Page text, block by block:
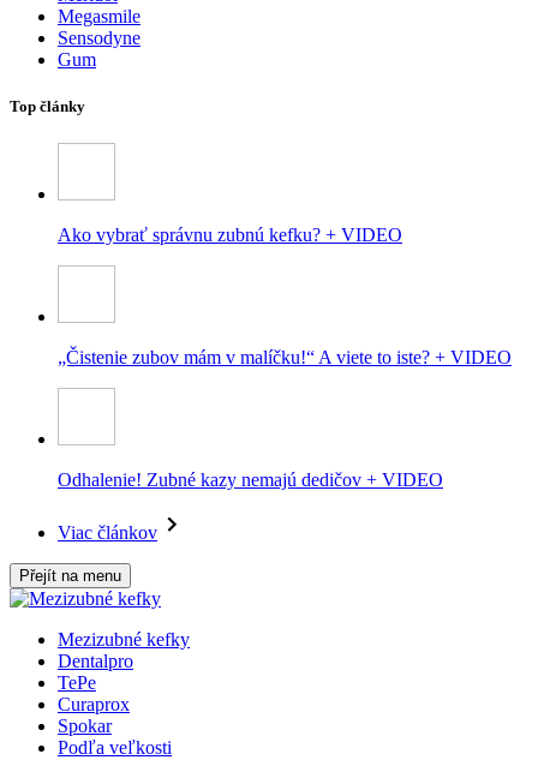
Megasmile
Sensodyne
Gum
Top články
Ako vybrať správnu zubnú kefku? + VIDEO
„Čistenie zubov mám v malíčku!“ A viete to iste? + VIDEO
Odhalenie! Zubné kazy nemajú dedičov + VIDEO
Viac článkov
Přejít na menu
Mezizubné kefky
Dentalpro
TePe
Curaprox
Spokar
Podľa veľkosti